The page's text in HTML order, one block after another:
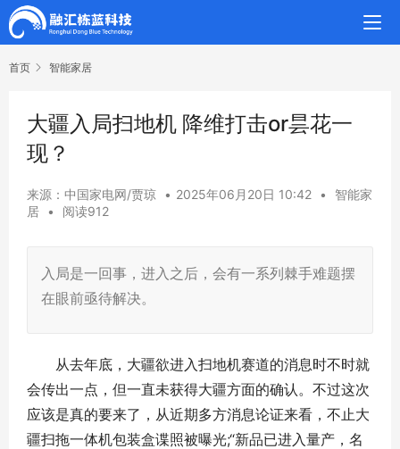
首页 智能家居
大疆入局扫地机 降维打击or昙花一
现？
来源：中国家电网/贾琼 • 2025年06月20日 10:42 •
智能家
居
• 阅读912
入局是一回事，进入之后，会有一系列棘手难题摆
在眼前亟待解决。
从去年底，大疆欲进入扫地机赛道的消息时不时就
会传出一点，但一直未获得大疆方面的确认。不过这次
应该是真的要来了，从近期多方消息论证来看，不止大
疆扫拖一体机包装盒谍照被曝光;“新品已进入量产，名